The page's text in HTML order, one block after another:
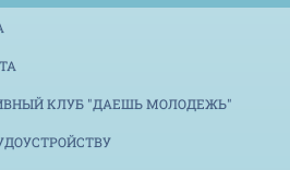
КЛУБ "ДАЕШЬ МОЛОДЕЖЬ"